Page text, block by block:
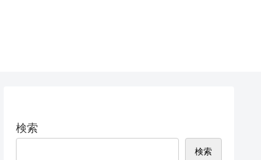
検索
検索